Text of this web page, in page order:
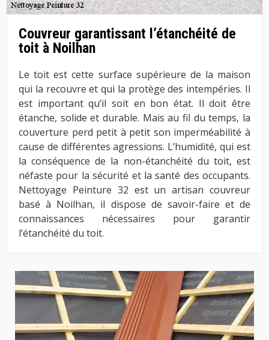
Couvreur garantissant l’étanchéité de
toit à Noilhan
Le toit est cette surface supérieure de la maison
qui la recouvre et qui la protège des intempéries. Il
est important qu’il soit en bon état. Il doit être
étanche, solide et durable. Mais au fil du temps, la
couverture perd petit à petit son imperméabilité à
cause de différentes agressions. L’humidité, qui est
la conséquence de la non-étanchéité du toit, est
néfaste pour la sécurité et la santé des occupants.
Nettoyage Peinture 32 est un artisan couvreur
basé à Noilhan, il dispose de savoir-faire et de
connaissances nécessaires pour garantir
l’étanchéité du toit.